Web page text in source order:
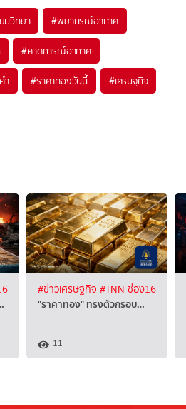
มวิทยา #พยากรณ์อากาศ
#คาดการณ์อากาศ
ำ #ราคาทองวันนี้ #เศรษฐกิจ
#ข่าวเศรษฐกิจ #TNN ช่อง16
"ราคาทอง" ทรงตัวกรอบ…
11